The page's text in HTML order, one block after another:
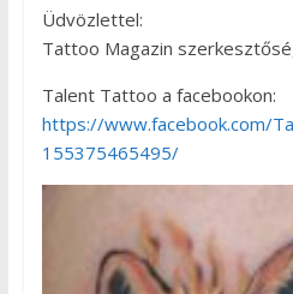
Üdvözlettel:
Tattoo Magazin
Talent Tattoo a facebookon:
https://www.facebook.com/
155375465495/